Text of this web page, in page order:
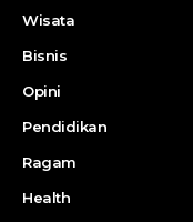
Wisata
Bisnis
Opini
Pendidikan
Ragam
Health